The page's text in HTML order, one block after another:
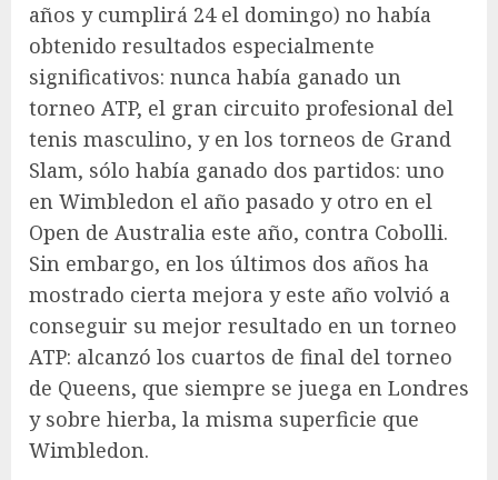
años y cumplirá 24 el domingo) no había
obtenido resultados especialmente
significativos: nunca había ganado un
torneo ATP, el gran circuito profesional del
tenis masculino, y en los torneos de Grand
Slam, sólo había ganado dos partidos: uno
en Wimbledon el año pasado y otro en el
Open de Australia este año, contra Cobolli.
Sin embargo, en los últimos dos años ha
mostrado cierta mejora y este año volvió a
conseguir su mejor resultado en un torneo
ATP: alcanzó los cuartos de final del torneo
de Queens, que siempre se juega en Londres
y sobre hierba, la misma superficie que
Wimbledon.